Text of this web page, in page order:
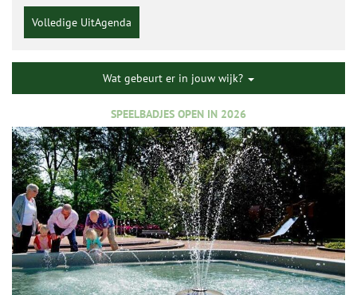
Volledige UitAgenda
Wat gebeurt er in jouw wijk?
SPEELBADJES OPEN IN 2026